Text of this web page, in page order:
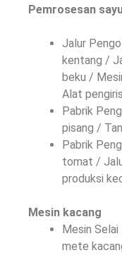
Pemrosesan
Jalur
kentang /
beku /
Alat pengiris
Pabrik
pisang /
Pabrik
tomat /
produksi
Mesin kacang
Mesin Selai
mete